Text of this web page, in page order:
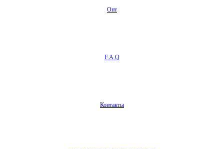
Опт
F.A.Q
Контакты